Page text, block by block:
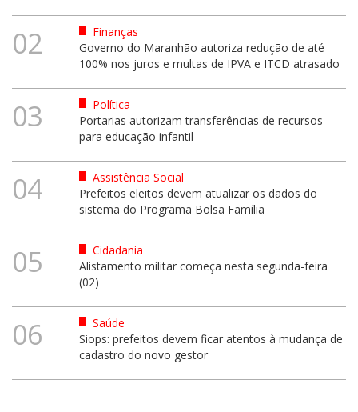
02
Finanças
Governo do Maranhão autoriza redução de até
100% nos juros e multas de IPVA e ITCD atrasado
03
Política
Portarias autorizam transferências de recursos
para educação infantil
04
Assistência Social
Prefeitos eleitos devem atualizar os dados do
sistema do Programa Bolsa Família
05
Cidadania
Alistamento militar começa nesta segunda-feira
(02)
06
Saúde
Siops: prefeitos devem ficar atentos à mudança de
cadastro do novo gestor